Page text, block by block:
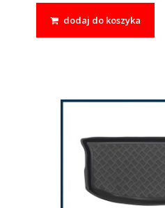
dodaj do koszyka